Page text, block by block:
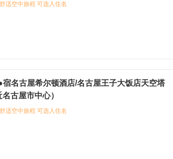
适空中旅程 可选入住名
或入住名古屋JR塔门酒
步名古屋城、探索热田
名古屋希尔顿酒店/名古屋王子大饭店天空塔
古屋市中心）
适空中旅程 可选入住名
野与四钻品质住宿体
标准的精致服务与优雅
鱼饭等特色美食，感受